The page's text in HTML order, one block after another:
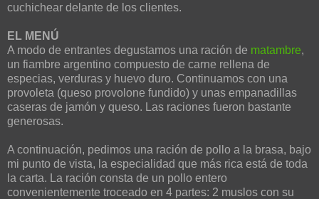
cuchichear delante de los clientes.
EL MENÚ
A modo de entrantes degustamos una ración de matambre,
un fiambre argentino compuesto de carne rellena de
especias, verduras y huevo duro. Continuamos con una
provoleta (queso provolone fundido) y unas empanadillas
caseras de jamón y queso. Las raciones fueron bastante
generosas.
A continuación, pedimos una ración de pollo a la brasa, bajo
mi punto de vista, la especialidad que más rica está de toda
la carta. La ración consta de un pollo entero
convenientemente troceado en 4 partes: 2 muslos con su